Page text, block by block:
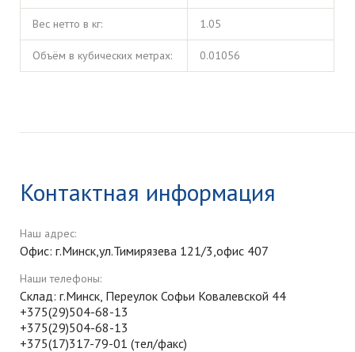
Вес нетто в кг: 1.05
Объём в кубических метрах: 0.01056
Контактная информация
Наш адрес:
Офис: г.Минск,ул.Тимирязева 121/3,офис 407
Наши телефоны:
Склад: г.Минск, Переулок Софьи Ковалевской 44
+375(29)504-68-13
+375(29)504-68-13
+375(17)317-79-01 (тел/факс)